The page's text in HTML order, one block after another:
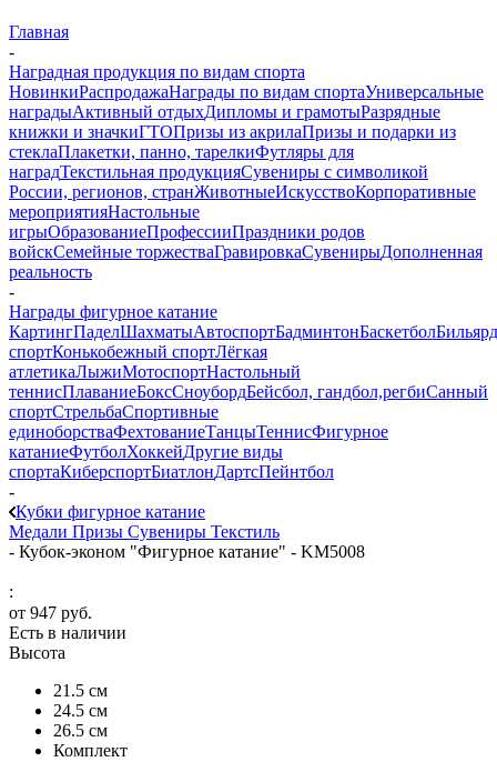
Главная
-
Наградная продукция по видам спорта
НовинкиРаспродажаНаграды по видам спортаУниверсальные
наградыАктивный отдыхДипломы и грамотыРазрядные
книжки и значкиГТОПризы из акрилаПризы и подарки из
стеклаПлакетки, панно, тарелкиФутляры для
наградТекстильная продукцияСувениры с символикой
России, регионов, странЖивотныеИскусствоКорпоративные
мероприятияНастольные
игрыОбразованиеПрофессииПраздники родов
войскСемейные торжестваГравировкаСувенирыДополненная
реальность
-
Награды фигурное катание
КартингПаделШахматыАвтоспортБадминтонБаскетболБильярд
спортКонькобежный спортЛёгкая
атлетикаЛыжиМотоспортНастольный
теннисПлаваниеБоксСноубордБейсбол, гандбол,регбиСанный
спортСтрельбаСпортивные
единоборстваФехтованиеТанцыТеннисФигурное
катаниеФутболХоккейДругие виды
спортаКиберспортБиатлонДартсПейнтбол
-
Кубки фигурное катание
Медали Призы Сувениры Текстиль
- Кубок-эконом "Фигурное катание" - KM5008
:
от 947 руб.
Есть в наличии
Высота
21.5 см
24.5 см
26.5 см
Комплект